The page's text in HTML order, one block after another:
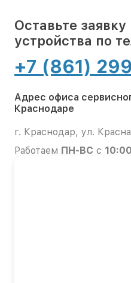
Оставьте
устройства по
+7 (861)
Адрес офиса
Краснодаре
г. Краснодар, ул.
Работаем ПН-ВС с 10:00